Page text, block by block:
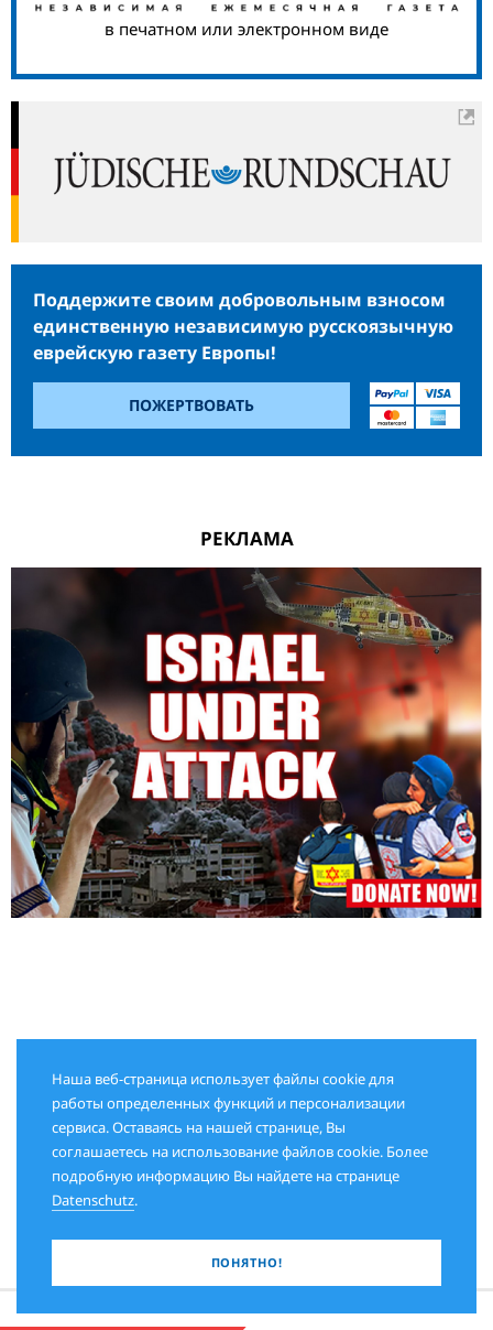
в печатном или электронном виде
Поддержите своим добровольным взносом
единственную независимую русскоязычную
еврейскую газету Европы!
ПОЖЕРТВОВАТЬ
РЕКЛАМА
Наша веб-страница использует файлы cookie для
работы определенных функций и персонализации
сервиса. Оставаясь на нашей странице, Вы
соглашаетесь на использование файлов cookie. Более
подробную информацию Вы найдете на странице
Datenschutz.
ПОНЯТНО!